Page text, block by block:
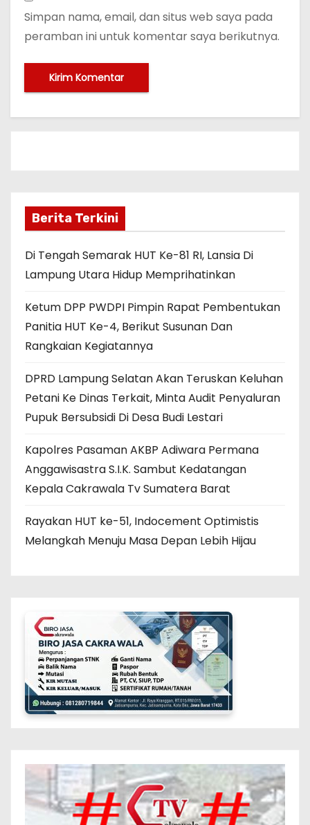
Simpan nama, email, dan situs web saya pada
peramban ini untuk komentar saya berikutnya.
Berita Terkini
Di Tengah Semarak HUT Ke-81 RI, Lansia Di
Lampung Utara Hidup Memprihatinkan
Ketum DPP PWDPI Pimpin Rapat Pembentukan
Panitia HUT Ke-4, Berikut Susunan Dan
Rangkaian Kegiatannya
DPRD Lampung Selatan Akan Teruskan Keluhan
Petani Ke Dinas Terkait, Minta Audit Penyaluran
Pupuk Bersubsidi Di Desa Budi Lestari
Kapolres Pasaman AKBP Adiwara Permana
Anggawisastra S.I.K. Sambut Kedatangan
Kepala Cakrawala Tv Sumatera Barat
Rayakan HUT ke-51, Indocement Optimistis
Melangkah Menuju Masa Depan Lebih Hijau